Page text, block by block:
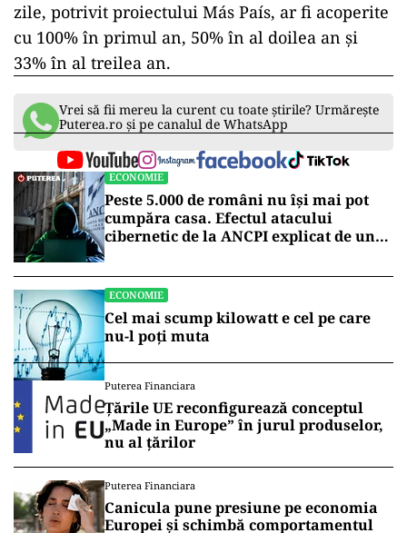
zile, potrivit proiectului Más País, ar fi acoperite
cu 100% în primul an, 50% în al doilea an și
33% în al treilea an.
Vrei să fii mereu la curent cu toate știrile? Urmărește
Puterea.ro și pe canalul de WhatsApp
ECONOMIE
Peste 5.000 de români nu își mai pot
cumpăra casa. Efectul atacului
cibernetic de la ANCPI explicat de un
ECONOMIE
Cel mai scump kilowatt e cel pe care
nu-l poți muta
Puterea Financiara
Țările UE reconfigurează conceptul
„Made in Europe” în jurul produselor,
nu al țărilor
Puterea Financiara
Canicula pune presiune pe economia
Europei și schimbă comportamentul